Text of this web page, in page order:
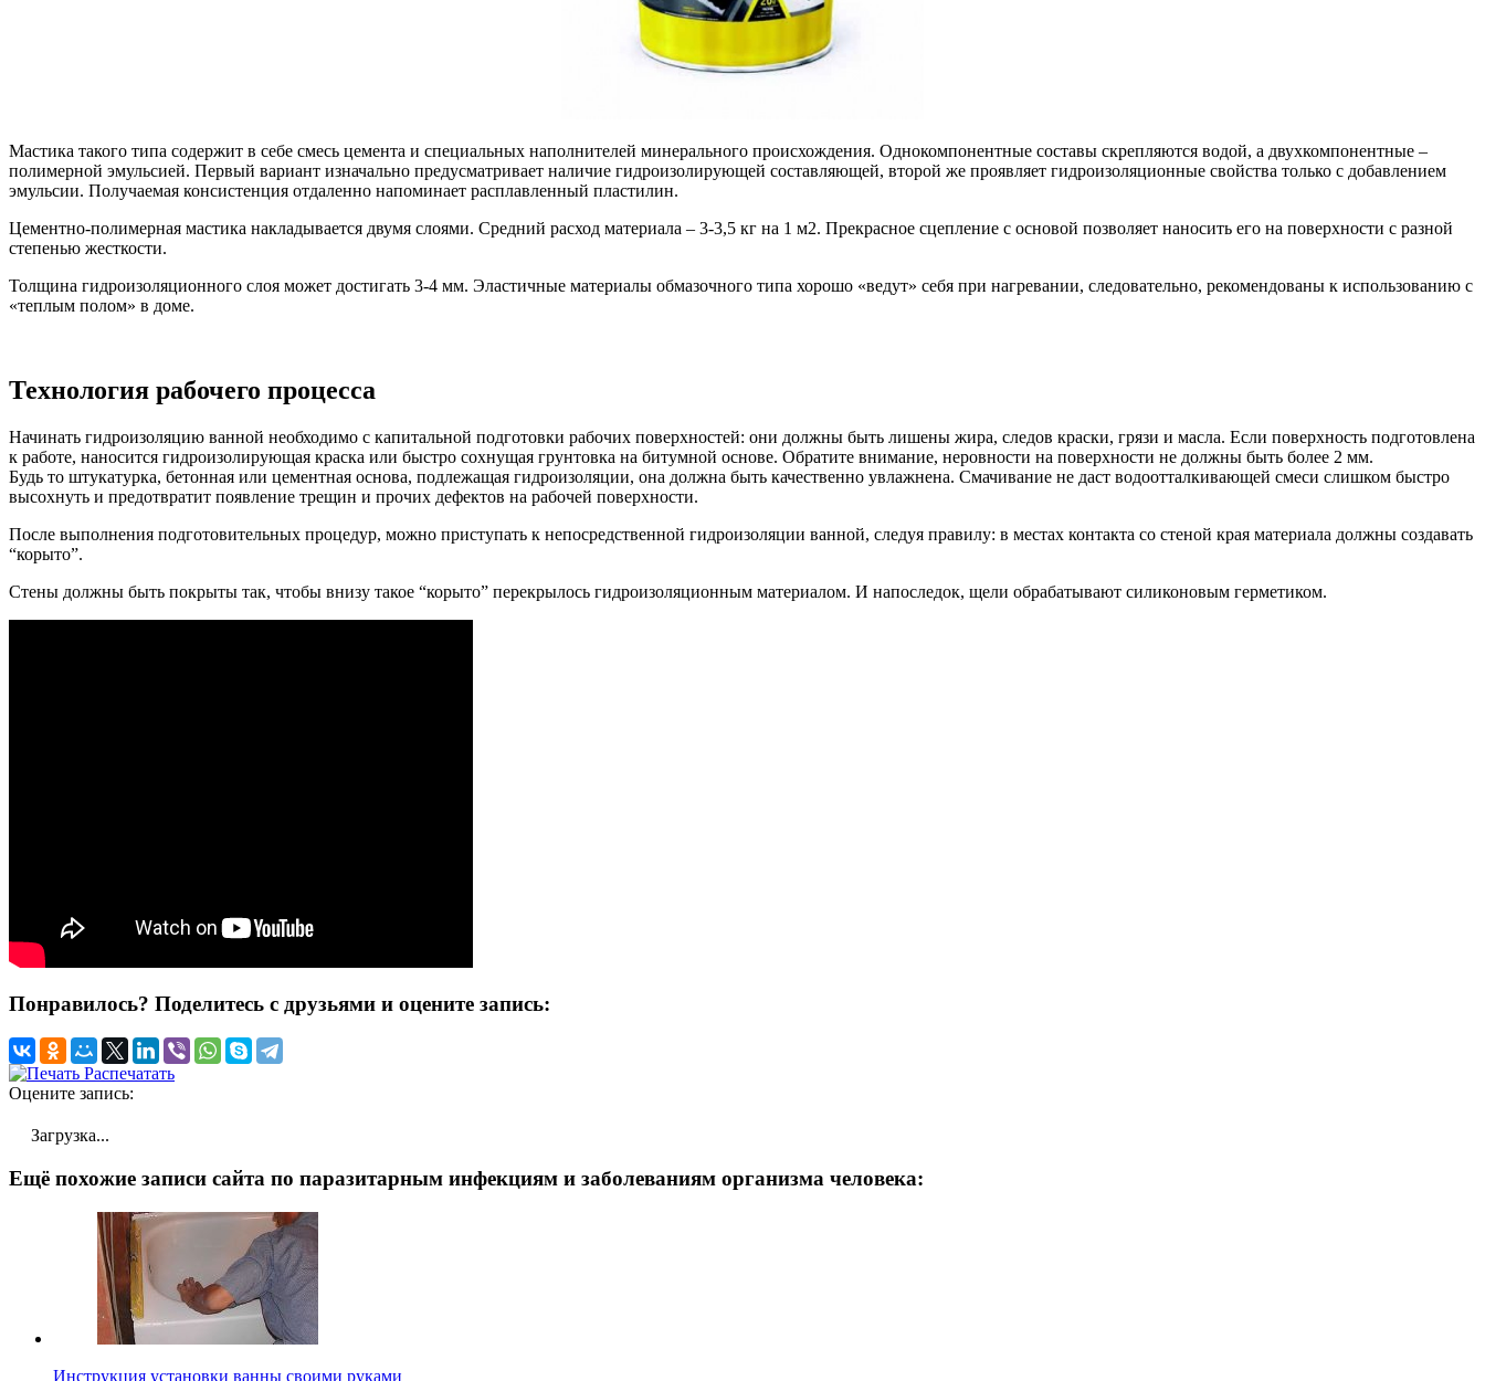
Мастика такого типа содержит в себе смесь цемента и специальных наполнителей минерального происхождения. Однокомпонентные составы скрепляются водой, а двухкомпонентные –
полимерной эмульсией. Первый вариант изначально предусматривает наличие гидроизолирующей составляющей, второй же проявляет гидроизоляционные свойства только с добавлением
эмульсии. Получаемая консистенция отдаленно напоминает расплавленный пластилин.
Цементно-полимерная мастика накладывается двумя слоями. Средний расход материала – 3-3,5 кг на 1 м2. Прекрасное сцепление с основой позволяет наносить его на поверхности с разной
степенью жесткости.
Толщина гидроизоляционного слоя может достигать 3-4 мм. Эластичные материалы обмазочного типа хорошо «ведут» себя при нагревании, следовательно, рекомендованы к использованию с
«теплым полом» в доме.
Технология рабочего процесса
Начинать гидроизоляцию ванной необходимо с капитальной подготовки рабочих поверхностей: они должны быть лишены жира, следов краски, грязи и масла. Если поверхность подготовлена
к работе, наносится гидроизолирующая краска или быстро сохнущая грунтовка на битумной основе. Обратите внимание, неровности на поверхности не должны быть более 2 мм.
Будь то штукатурка, бетонная или цементная основа, подлежащая гидроизоляции, она должна быть качественно увлажнена. Смачивание не даст водоотталкивающей смеси слишком быстро
высохнуть и предотвратит появление трещин и прочих дефектов на рабочей поверхности.
После выполнения подготовительных процедур, можно приступать к непосредственной гидроизоляции ванной, следуя правилу: в местах контакта со стеной края материала должны создавать
“корыто”.
Стены должны быть покрыты так, чтобы внизу такое “корыто” перекрылось гидроизоляционным материалом. И напоследок, щели обрабатывают силиконовым герметиком.
Понравилось? Поделитесь с друзьями и оцените запись:
Распечатать
Оцените запись:
Загрузка...
Ещё похожие записи сайта по паразитарным инфекциям и заболеваниям организма человека:
Инструкция установки ванны своими руками